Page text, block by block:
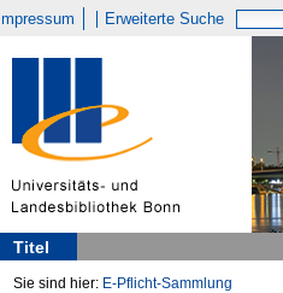
Impressum Erweiterte Suche
Titel
Sie sind hier: E-Pflicht-Sammlung